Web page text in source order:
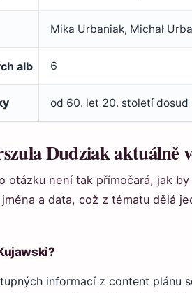
Mika Urbaniak, Michał
alb 6
od 60. let 20. století dosud
Dudziak aktuálně
otázku není tak přímočará, jak
a data, což z tématu dělá
informací z content plánu